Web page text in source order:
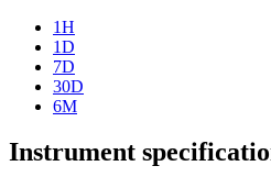
1H
1D
7D
30D
6M
Instrument